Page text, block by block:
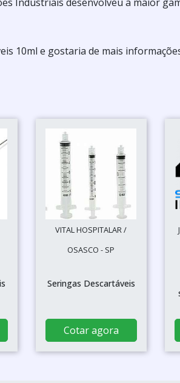
10ml e gostaria de mais
VITAL HOSPITALAR /
OSASCO - SP
Seringas Descartáveis
Cotar agora